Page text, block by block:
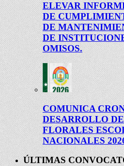
ELEVAR
DE
DE
DE
OMISOS.
COMUNICA
DESARROLLO
FLORALES
NACIONALES
ÚLTIMAS